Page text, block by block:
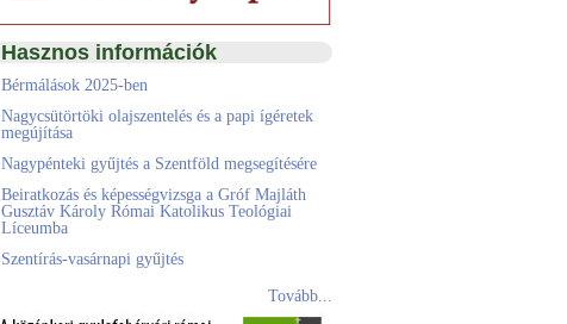
Hasznos információk
Bérmálások 2025-ben
Nagycsütörtöki olajszentelés és a papi ígéretek
megújítása
Nagypénteki gyűjtés a Szentföld megsegítésére
Beiratkozás és képességvizsga a Gróf Majláth
Gusztáv Károly Római Katolikus Teológiai
Líceumba
Szentírás-vasárnapi gyűjtés
Tovább...